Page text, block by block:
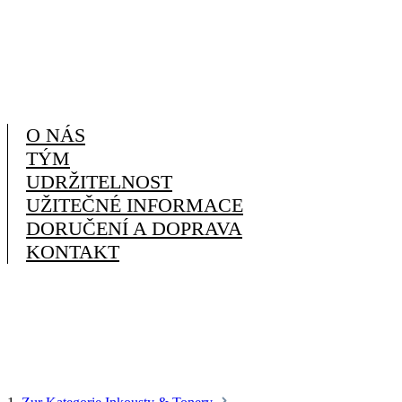
O NÁS
TÝM
UDRŽITELNOST
UŽITEČNÉ INFORMACE
DORUČENÍ A DOPRAVA
KONTAKT